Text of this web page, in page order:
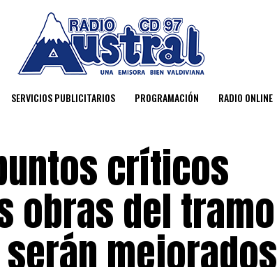
SERVICIOS PUBLICITARIOS PROGRAMACIÓN RADIO ONLINE
críticos
obras del tramo
mejorados